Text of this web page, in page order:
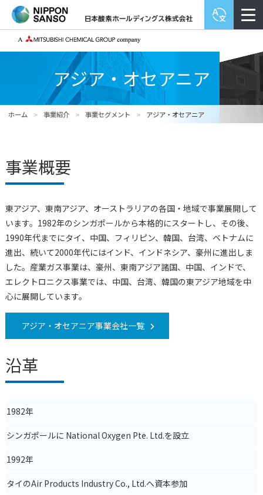
アジア・オセアニア
ホーム > 事業紹介 > 事業セグメント > アジア・オセアニア
事業概要
東アジア、東南アジア、オーストラリアの各国・地域で事業展開して
います。1982年のシンガポールから本格的にスタートし、その後、
1990年代までにタイ、中国、フィリピン、韓国、台湾、ベトナムに
進出、続いて2000年代にはインド、インドネシア、豪州に進出しま
した。産業ガス事業は、豪州、東南アジア諸国、中国、インドで、
エレクトロニクス事業では、中国、台湾、韓国の東アジア地域を中
心に展開しています。
アジア・オセアニア事業会社一覧
沿革
1982年
シンガポールに National Oxygen Pte. Ltd.を設立
1992年
タイのAir Products Industry Co., Ltd.へ資本参加